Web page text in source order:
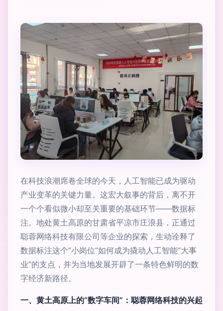
在科技浪潮席卷全球的今天，人工智能已成为驱动
产业变革的关键力量。这宏大叙事的背后，离不开
一个个看似微小却至关重要的基础环节——数据标
注。地处黄土高原的甘肃省平凉市庄浪县，正通过
聪蓉网络科技有限公司等企业的探索，生动诠释了
数据标注这个“小岗位”如何成为撬动人工智能“大事
业”的支点，并为当地发展开辟了一条特色鲜明的数
字经济新路径。
一、黄土高原上的“数字车间”：聪蓉网络科技的兴起